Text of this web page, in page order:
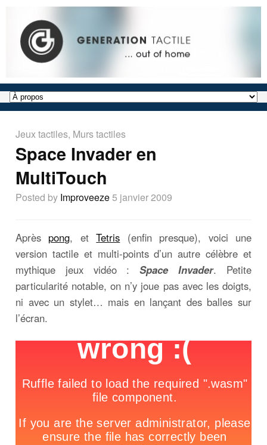
Jeux tactiles, Murs tactiles
Space Invader en
MultiTouch
Posted by Improveeze5 janvier 2009
Après pong, etTetris (enfin presque), voici une
version tactile et multi-points d’un autre célèbre et
mythique jeux vidéo :Space Invader. Petite
particularité notable, on n’y joue pas avec les doigts,
ni avec un stylet… mais en lançant des balles sur
l’écran.